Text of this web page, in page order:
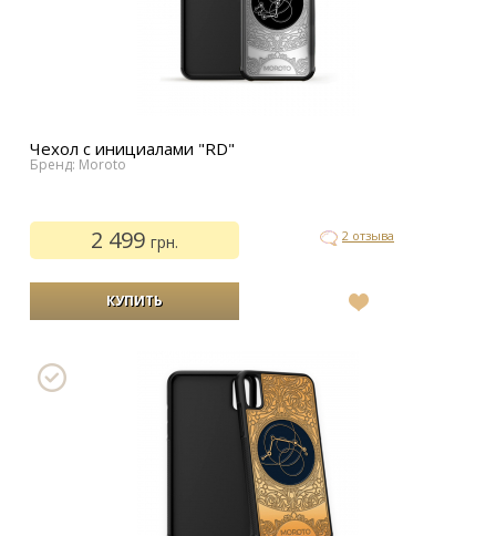
Чехол с инициалами "RD"
Бренд: Moroto
2 499грн. 2 отзыва